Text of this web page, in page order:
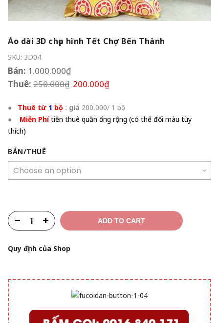
Áo dài 3D chụp hình Tết Chợ Bến Thành
SKU: 3D04
Bán: 1.000.000₫
Thuê: 250.000₫ 200.000₫
● Thuê từ 1 bộ : giá 200,000/ 1 bộ
●
Miễn Phítiền thuê quần ống rộng (có thể đổi màu tùy
thích)
BÁN/THUÊ
ADD TO CART
Quy định của Shop